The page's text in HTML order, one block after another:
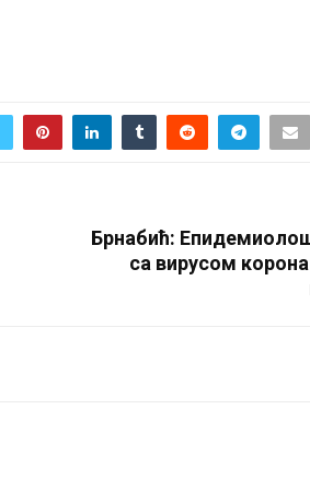
Брнабић:
са вирусом